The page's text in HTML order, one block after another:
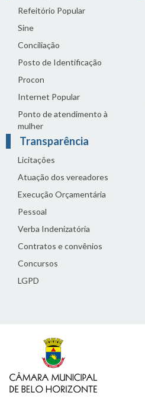
Refeitório Popular
Sine
Conciliação
Posto de Identificação
Procon
Internet Popular
Ponto de atendimento à
mulher
Transparência
Licitações
Atuação dos vereadores
Execução Orçamentária
Pessoal
Verba Indenizatória
Contratos e convênios
Concursos
LGPD